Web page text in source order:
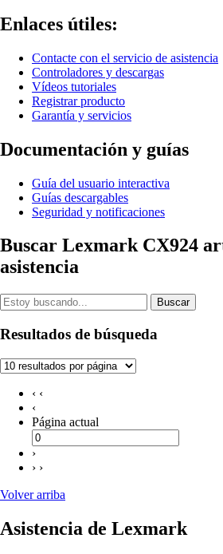
Enlaces útiles:
Contacte con el servicio de asistencia
Controladores y descargas
Vídeos tutoriales
Registrar producto
Garantía y servicios
Documentación y guías
Guía del usuario interactiva
Guías descargables
Seguridad y notificaciones
Buscar Lexmark CX924
asistencia
Buscar
Resultados de búsqueda
‹ ‹
‹
Página actual
›
› ›
Volver arriba
Asistencia de Lexmark